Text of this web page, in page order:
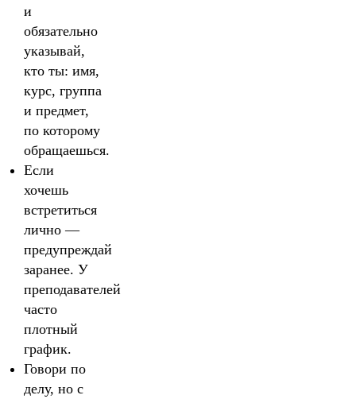
и
обязательно
указывай,
кто ты: имя,
курс, группа
и предмет,
по которому
обращаешься.
Если
хочешь
встретиться
лично —
предупреждай
заранее. У
преподавателей
часто
плотный
график.
Говори по
делу, но с